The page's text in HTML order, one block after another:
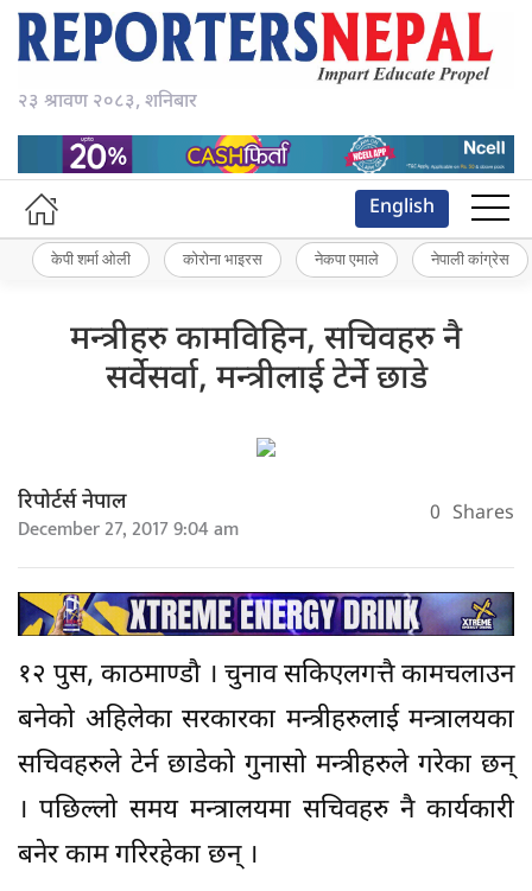
२३ श्रावण २०८३, शनिबार
English
केपी शर्मा ओली कोरोना भाइरस नेकपा एमाले नेपाली कांग्रेस
मन्त्रीहरु कामविहिन, सचिवहरु नै
सर्वेसर्वा, मन्त्रीलाई टेर्ने छाडे
रिपोर्टर्स नेपाल
December 27, 2017 9:04 am 0 Shares
१२ पुस, काठमाण्डौ । चुनाव सकिएलगत्तै कामचलाउन
बनेको अहिलेका सरकारका मन्त्रीहरुलाई मन्त्रालयका
सचिवहरुले टेर्न छाडेको गुनासो मन्त्रीहरुले गरेका छन्
। पछिल्लो समय मन्त्रालयमा सचिवहरु नै कार्यकारी
बनेर काम गरिरहेका छन् ।